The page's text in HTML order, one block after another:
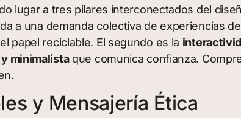
lugar a tres pilares interconectados del
a una demanda colectiva de experiencias
papel reciclable. El segundo es la
minimalistaque comunica confianza.
y Mensajería Ética